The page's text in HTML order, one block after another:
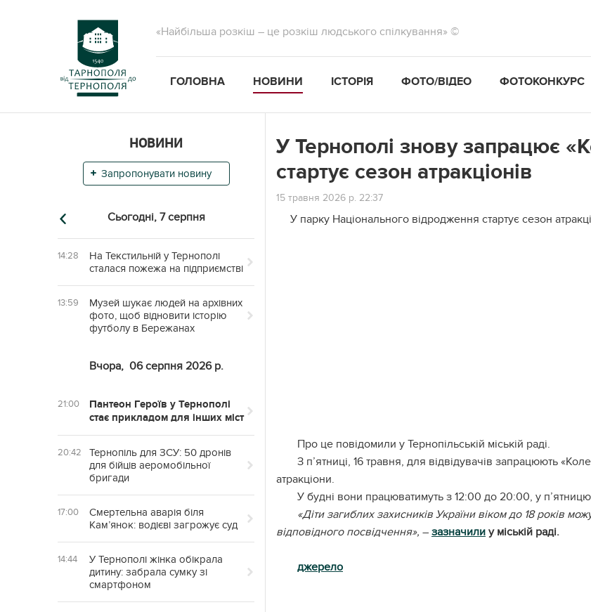
«Найбільша розкіш – це розкіш людського спілкування» ©
ГОЛОВНА НОВИНИ ІСТОРІЯ ФОТО/ВІДЕО ФОТОКОНКУРС
НОВИНИ
Запропонувати новину
Сьогодні, 7 серпня
14:28
На Текстильній у Тернополі
сталася пожежа на підприємстві
13:59
Музей шукає людей на архівних
фото, щоб відновити історію
футболу в Бережанах
Вчора, 06 серпня 2026 р.
21:00
Пантеон Героїв у Тернополі
стає прикладом для інших міст
20:42
Тернопіль для ЗСУ: 50 дронів
для бійців аеромобільної
бригади
17:00
Смертельна аварія біля
Кам’янок: водієві загрожує суд
14:44
У Тернополі жінка обікрала
дитину: забрала сумку зі
смартфоном
У Тернополі знову запрацює
стартує сезон атракціонів
15 травня 2026 р. 22:37
У парку Національного відродження стартує сезон
Про це повідомили у Тернопільській міській раді.
З п’ятниці, 16 травня, для відвідувачів запрацюють
атракціони.
У будні вони працюватимуть з 12:00 до 20:00, у
«Діти загиблих захисників України віком до 18 років
відповідного посвідчення», – зазначили у міській раді.
джерело